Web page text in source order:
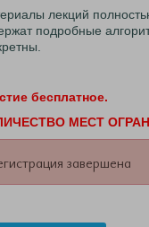
лекций
подробные
бесплатное.
МЕСТ
завершена